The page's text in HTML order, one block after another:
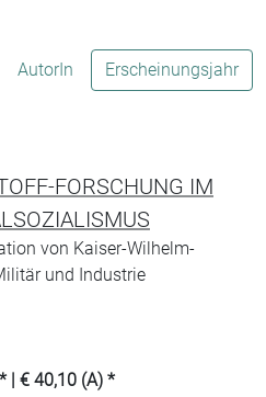
AutorIn Erscheinungsjahr
FORSCHUNG IM
von Kaiser-Wilhelm-
und Industrie
| € 40,10 (A) *